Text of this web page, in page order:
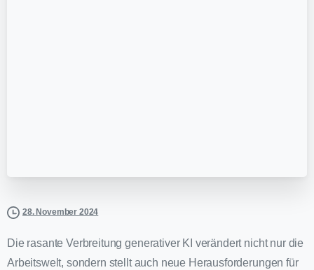
28. November 2024
Die rasante Verbreitung generativer KI verändert nicht nur die
Arbeitswelt, sondern stellt auch neue Herausforderungen für